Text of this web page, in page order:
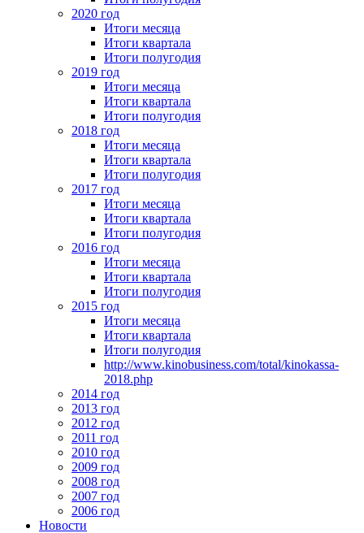
2020 год
Итоги месяца
Итоги квартала
Итоги полугодия
2019 год
Итоги месяца
Итоги квартала
Итоги полугодия
2018 год
Итоги месяца
Итоги квартала
Итоги полугодия
2017 год
Итоги месяца
Итоги квартала
Итоги полугодия
2016 год
Итоги месяца
Итоги квартала
Итоги полугодия
2015 год
Итоги месяца
Итоги квартала
Итоги полугодия
http://www.kinobusiness.com/total/kinokassa-
2018.php
2014 год
2013 год
2012 год
2011 год
2010 год
2009 год
2008 год
2007 год
2006 год
Новости